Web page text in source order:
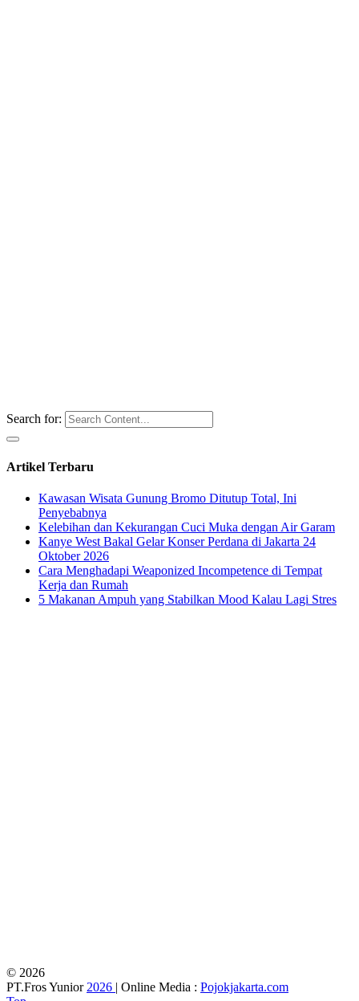
Search for:
Artikel Terbaru
Kawasan Wisata Gunung Bromo Ditutup Total, Ini
Penyebabnya
Kelebihan dan Kekurangan Cuci Muka dengan Air Garam
Kanye West Bakal Gelar Konser Perdana di Jakarta 24
Oktober 2026
Cara Menghadapi Weaponized Incompetence di Tempat
Kerja dan Rumah
5 Makanan Ampuh yang Stabilkan Mood Kalau Lagi Stres
© 2026
PT.Fros Yunior 2026 | Online Media : Pojokjakarta.com